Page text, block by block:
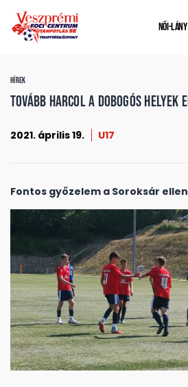
NŐI-
HÍREK
Tovább harcol a dobogós helyek
2021. április 19. U17
Fontos győzelem a Soroksár